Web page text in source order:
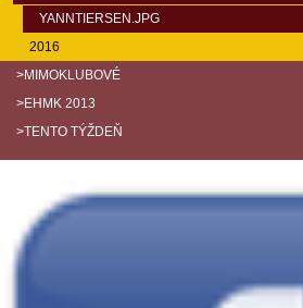
YANNTIERSEN.JPG
2016
>MIMOKLUBOVÉ
>EHMK 2013
>TENTO TÝŽDEŇ